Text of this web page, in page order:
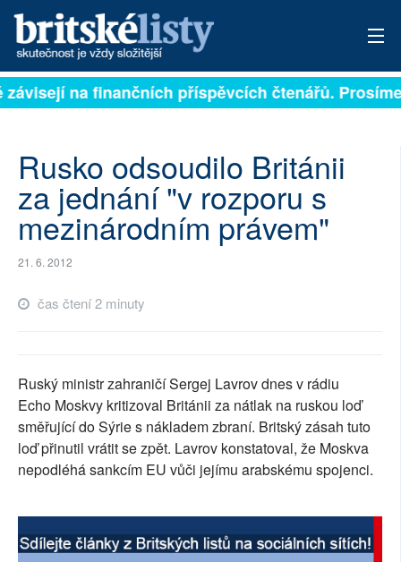
PŘIHLÁSIT
ARCHIV
ROZHOVORY
TÉMATA
NEJČTENĚJŠÍ ZA 7 DNÍ
PŘÍSPĚVKY NA PROVOZ
SOCIÁLNÍ SÍTĚ
RUBRIKY
na finančních příspěvcích čtenářů.
Rusko odsoudilo Británii
za jednání "v rozporu s
mezinárodním právem"
21. 6. 2012
čas čtení 2 minuty
Ruský ministr zahraničí Sergej Lavrov dnes v rádiu
Echo Moskvy kritizoval Británii za nátlak na ruskou loď
směřující do Sýrie s nákladem zbraní. Britský zásah tuto
loď přinutil vrátit se zpět. Lavrov konstatoval, že Moskva
nepodléhá sankcím EU vůči jejímu arabskému spojenci.